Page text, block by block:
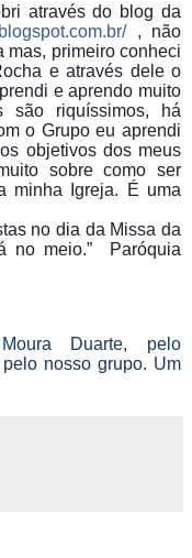
através do blog da
, não
mas, primeiro conheci
e através dele o
e aprendo muito
são riquíssimos, há
o Grupo eu aprendi
objetivos dos meus
sobre como ser
minha Igreja. É uma
no dia da Missa da
no meio.” Paróquia
Duarte, pelo
nosso grupo. Um